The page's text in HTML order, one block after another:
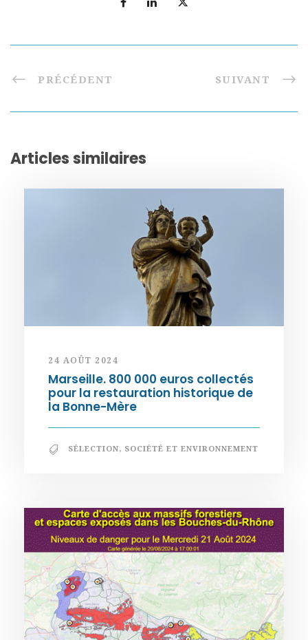
PRÉCÉDENT SUIVANT
Articles similaires
24 AOÛT 2024
Marseille. 800 000 euros collectés
pour la restauration historique de
la Bonne-Mère
SÉLECTION, SOCIÉTÉ ET ENVIRONNEMENT